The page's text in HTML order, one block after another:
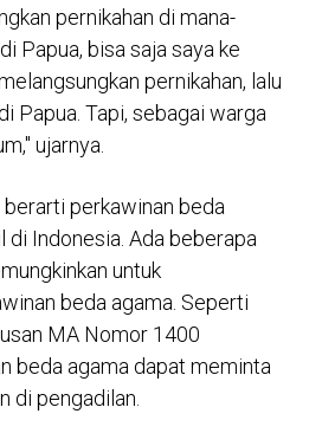
pernikahan di mana-
Papua, bisa saja saya ke
pernikahan, lalu
Papua. Tapi, sebagai warga
ujarnya.
perkawinan beda
di Indonesia. Ada beberapa
untuk
beda agama. Seperti
MA Nomor 1400
beda agama dapat meminta
di pengadilan.